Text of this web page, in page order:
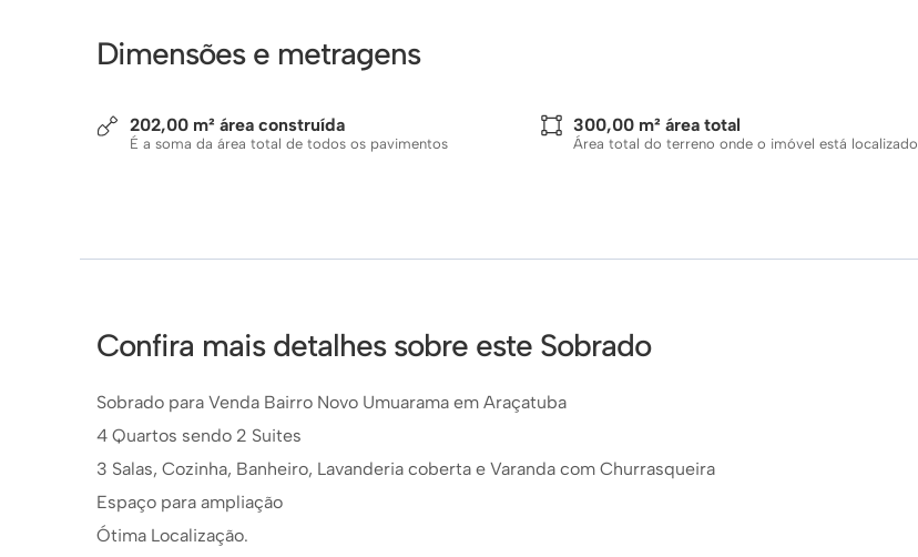
Dimensões e metragens
202,00 m² área construída
É a soma da área total de todos os pavimentos
300,00 m² área total
Área total do terreno onde o imóvel está localizado
Confira mais detalhes sobre este Sobrado
Sobrado para Venda Bairro Novo Umuarama em Araçatuba
4 Quartos sendo 2 Suites
3 Salas, Cozinha, Banheiro, Lavanderia coberta e Varanda com Churrasqueira
Espaço para ampliação
Ótima Localização.